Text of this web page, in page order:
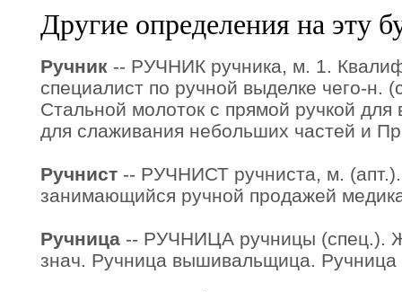
Другие определения на эту
Ручник -- РУЧНИК ручника, м. 1.
специалист по ручной выделке чего-н.
Стальной молоток с прямой ручкой для
для слаживания небольших частей и
Ручнист -- РУЧНИСТ ручниста, м.
занимающийся ручной продажей
Ручница -- РУЧНИЦА ручницы (спец.).
знач. Ручница вышивальщица. Ручница